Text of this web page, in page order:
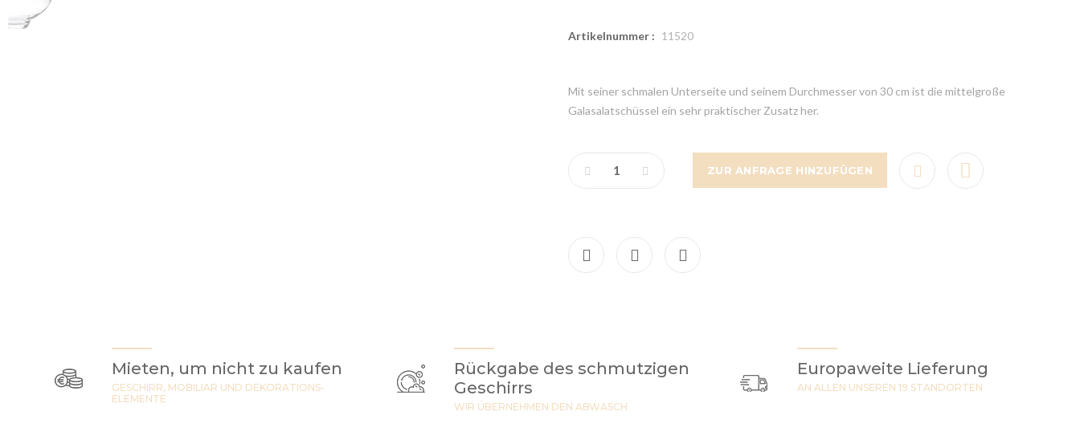
Artikelnummer : 11520
Mit seiner schmalen Unterseite und seinem Durchmesser von 30 cm ist die mittelgroße
Galasalatschüssel ein sehr praktischer Zusatz her.
ZUR ANFRAGE HINZUFÜGEN
Mieten, um nicht zu kaufen
GESCHIRR, MOBILIAR UND DEKORATIONS-
ELEMENTE
Rückgabe des schmutzigen
Geschirrs
WIR ÜBERNEHMEN DEN ABWASCH
Europaweite Lieferung
AN ALLEN UNSEREN 19 STANDORTEN